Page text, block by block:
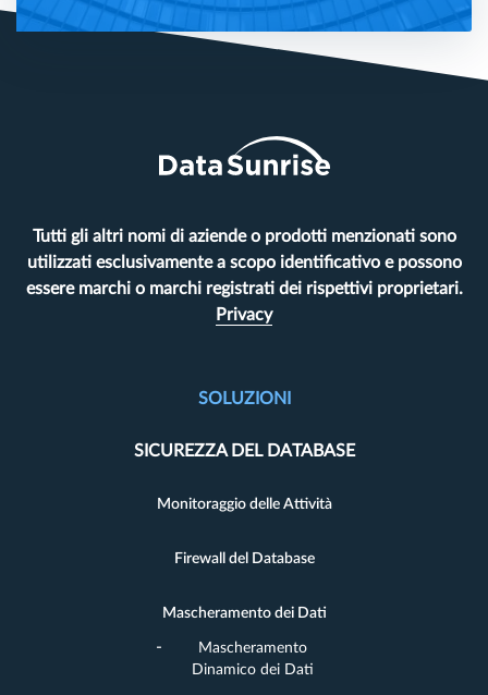
Tutti gli altri nomi di aziende o prodotti menzionati sono
utilizzati esclusivamente a scopo identificativo e possono
essere marchi o marchi registrati dei rispettivi proprietari.
Privacy
SOLUZIONI
SICUREZZA DEL DATABASE
Monitoraggio delle Attività
Firewall del Database
Mascheramento dei Dati
Mascheramento
Dinamico dei Dati